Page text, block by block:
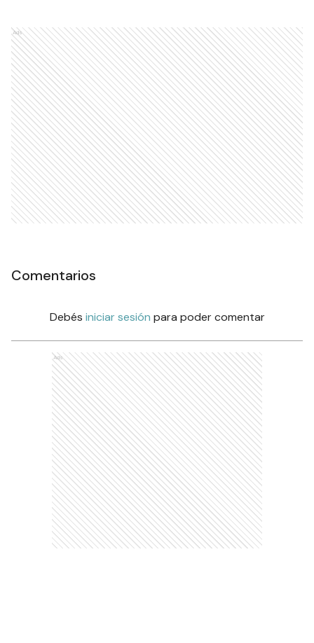
Ads
Comentarios
Debés iniciar sesión para poder comentar
Ads